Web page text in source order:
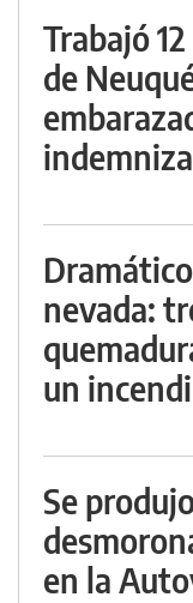
Trabajó
de
nevada:
un
Se
en la